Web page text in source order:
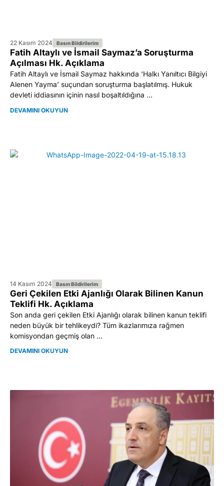
22 Kasım 2024 Basın Bildirilerim
Fatih Altaylı ve İsmail Saymaz’a Soruşturma
Açılması Hk. Açıklama
Fatih Altaylı ve İsmail Saymaz hakkında ‘Halkı Yanıltıcı Bilgiyi
Alenen Yayma’ suçundan soruşturma başlatılmış. Hukuk
devleti iddiasının içinin nasıl boşaltıldığına ...
DEVAMINI OKUYUN
14 Kasım 2024 Basın Bildirilerim
Geri Çekilen Etki Ajanlığı Olarak Bilinen Kanun
Teklifi Hk. Açıklama
Son anda geri çekilen Etki Ajanlığı olarak bilinen kanun teklifi
neden büyük bir tehlikeydi? Tüm ikazlarımıza rağmen
komisyondan geçmiş olan ...
DEVAMINI OKUYUN